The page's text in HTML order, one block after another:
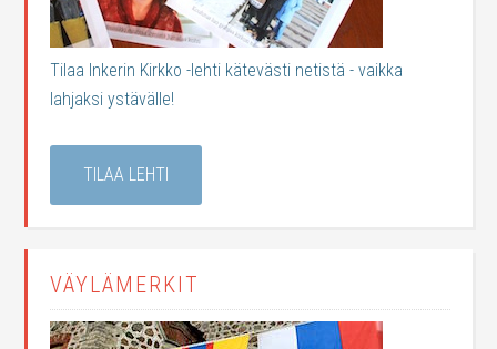
Tilaa Inkerin Kirkko -lehti kätevästi netistä - vaikka
lahjaksi ystävälle!
TILAA LEHTI
VÄYLÄMERKIT